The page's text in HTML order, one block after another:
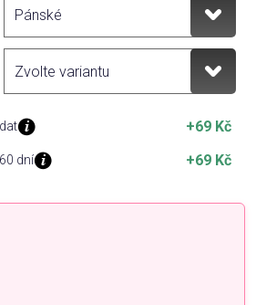
+69 Kč
dní +69 Kč